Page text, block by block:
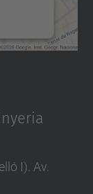
I). Av.